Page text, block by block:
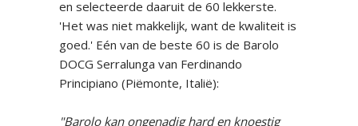
en selecteerde daaruit de 60 lekkerste.
'Het was niet makkelijk, want de kwaliteit is
goed.' Eén van de beste 60 is de Barolo
DOCG Serralunga van Ferdinando
Principiano (Piëmonte, Italië):
"Barolo kan ongenadig hard en knoestig